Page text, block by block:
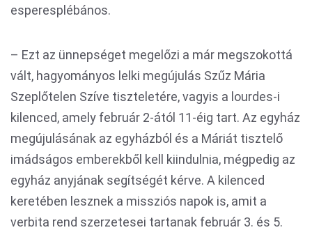
esperesplébános.
– Ezt az ünnepséget megelőzi a már megszokottá
vált, hagyományos lelki megújulás Szűz Mária
Szeplőtelen Szíve tiszteletére, vagyis a lourdes-i
kilenced, amely február 2-ától 11-éig tart. Az egyház
megújulásának az egyházból és a Máriát tisztelő
imádságos emberekből kell kiindulnia, mégpedig az
egyház anyjának segítségét kérve. A kilenced
keretében lesznek a missziós napok is, amit a
verbita rend szerzetesei tartanak február 3. és 5.